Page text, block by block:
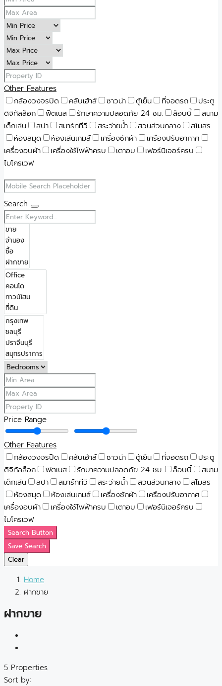
Other Features
กล้องวงจรปิด
คลับเฮ้าส์ ซาวน่า ตู้เย็น ที่จอดรถ
ประตู
ดิจิทัลล็อก
ฟิตเนส รักษาความปลอดภัย 24 ชม. ล็อบบี้
สนาม
เด็กเล่น
สปา สมาร์ททีวี สระว่ายน้ำ สวนส่วนกลาง
สโมสร
ห้องสมุด
ห้องเล่นเกมส์ เครื่องซักผ้า
เครืองปรับอากาศ
เครื่องอบผ้า
เครื่องใช้ไฟฟ้าครบ เตาอบ
เฟอร์นิเจอร์ครบ
ไมโครเวฟ
Search
Price Range
Other Features
กล้องวงจรปิด
คลับเฮ้าส์ ซาวน่า ตู้เย็น ที่จอดรถ
ประตู
ดิจิทัลล็อก
ฟิตเนส รักษาความปลอดภัย 24 ชม. ล็อบบี้
สนาม
เด็กเล่น
สปา สมาร์ททีวี สระว่ายน้ำ สวนส่วนกลาง
สโมสร
ห้องสมุด
ห้องเล่นเกมส์ เครื่องซักผ้า
เครืองปรับอากาศ
เครื่องอบผ้า
เครื่องใช้ไฟฟ้าครบ เตาอบ
เฟอร์นิเจอร์ครบ
ไมโครเวฟ
Search Button
Save Search
Clear
Home
ฝากขาย
ฝากขาย
5 Properties
Sort by: